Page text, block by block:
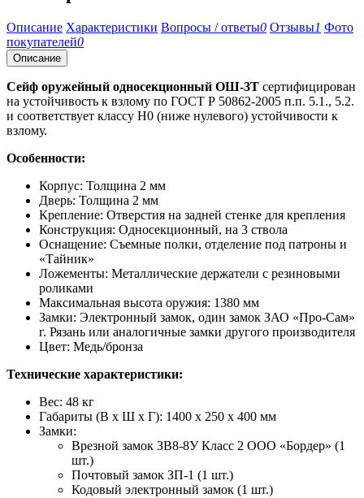
Описание Характеристики Вопросы / ответы0 Отзывы1 Фото
покупателей0
Описание
Сейф оружейный односекционный ОШ-3Т сертифицирован
на устойчивость к взлому по ГОСТ Р 50862-2005 п.п. 5.1., 5.2.
и соответствует классу Н0 (ниже нулевого) устойчивости к
взлому.
Особенности:
Корпус: Толщина 2 мм
Дверь: Толщина 2 мм
Крепление: Отверстия на задней стенке для крепления
Конструкция: Односекционный, на 3 ствола
Оснащение: Съемные полки, отделение под патроны и
«Тайник»
Ложементы: Металлические держатели с резиновыми
роликами
Максимальная высота оружия: 1380 мм
Замки: Электронный замок, один замок ЗАО «Про-Сам»
г. Рязань или аналогичные замки другого производителя
Цвет: Медь/бронза
Технические характеристики:
Вес: 48 кг
Габариты (В х Ш х Г): 1400 х 250 х 400 мм
Замки:
Врезной замок ЗВ8-8У Класс 2 ООО «Бордер» (1
шт.)
Почтовый замок ЗП-1 (1 шт.)
Кодовый электронный замок (1 шт.)